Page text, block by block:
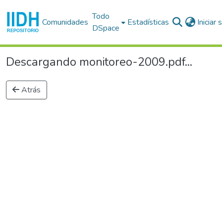
Comunidades
Todo
DSpace
Estadísticas Iniciar
Descargando monitoreo-2009.pdf...
Atrás